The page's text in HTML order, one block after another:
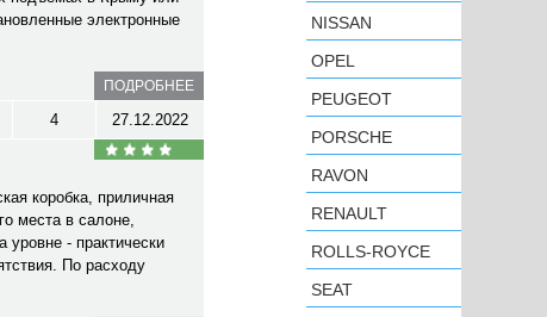
электронные
ПОДРОБНЕЕ
4 27.12.2022
коробка, приличная
места в салоне,
- практически
По расходу
NISSAN
OPEL
PEUGEOT
PORSCHE
RAVON
RENAULT
ROLLS-ROYCE
SEAT